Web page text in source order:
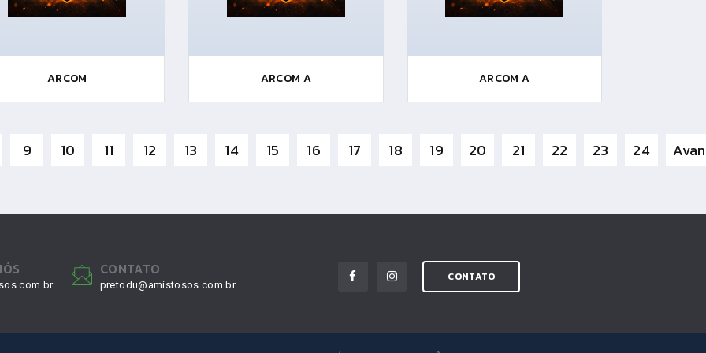
ARCOM ARCOM A ARCOM A
9 10 11 12 13 14 15 16 17 18 19 20 21 22 23 24
CONTATO
pretodu@amistosos.com.br
CONTATO